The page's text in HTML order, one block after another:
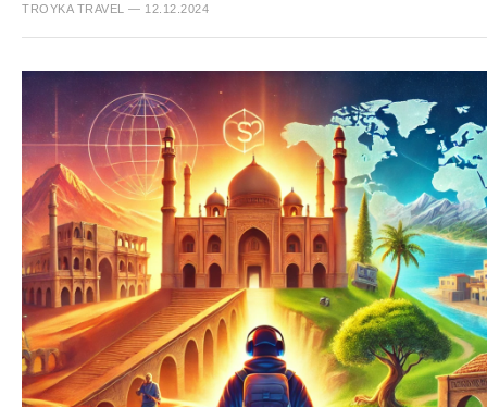
TROYKA TRAVEL — 12.12.2024